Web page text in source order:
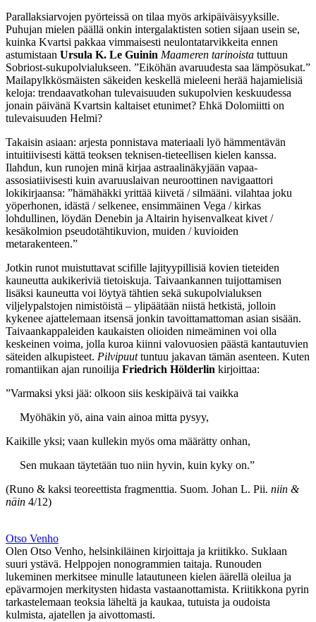
Parallaksiarvojen pyörteissä on tilaa myös arkipäiväisyyksille.
Puhujan mielen päällä onkin intergalaktisten sotien sijaan usein se,
kuinka Kvartsi pakkaa vimmaisesti neulontatarvikkeita ennen
astumistaan Ursula K. Le Guinin Maameren tarinoista tuttuun
Sobriost-sukupolvialukseen. ”Eiköhän avaruudesta saa lämpösukat.”
Mailapylkkösmäisten säkeiden keskellä mieleeni herää hajamielisiä
keloja: trendaavatkohan tulevaisuuden sukupolvien keskuudessa
jonain päivänä Kvartsin kaltaiset etunimet? Ehkä Dolomiitti on
tulevaisuuden Helmi?
Takaisin asiaan: arjesta ponnistava materiaali lyö hämmentävän
intuitiivisesti kättä teoksen teknisen-tieteellisen kielen kanssa.
Ilahdun, kun runojen minä kirjaa astraalinäkyjään vapaa-
assosiatiivisesti kuin avaruuslaivan neuroottinen navigaattori
lokikirjaansa: ”hämähäkki yrittää kiivetä / silmääni. vilahtaa joku
yöperhonen, idästä / selkenee, ensimmäinen Vega / kirkas
lohdullinen, löydän Denebin ja Altairin hyisenvalkeat kivet /
kesäkolmion pseudotähtikuvion, muiden / kuvioiden
metarakenteen.”
Jotkin runot muistuttavat scifille lajityypillisiä kovien tieteiden
kauneutta aukikeriviä tietoiskuja. Taivaankannen tuijottamisen
lisäksi kauneutta voi löytyä tähtien sekä sukupolvialuksen
viljelypalstojen nimistöistä – ylipäätään niistä hetkistä, jolloin
kykenee ajattelemaan itsensä jonkin tavoittamattoman asian sisään.
Taivaankappaleiden kaukaisten olioiden nimeäminen voi olla
keskeinen voima, jolla kuroa kiinni valovuosien päästä kantautuvien
säteiden alkupisteet. Pilvipuuttuntuu jakavan tämän asenteen. Kuten
romantiikan ajan runoilija Friedrich Hölderlin kirjoittaa:
”Varmaksi yksi jää: olkoon siis keskipäivä tai vaikka
Myöhäkin yö, aina vain ainoa mitta pysyy,
Kaikille yksi; vaan kullekin myös oma määrätty onhan,
Sen mukaan täytetään tuo niin hyvin, kuin kyky on.”
(Runo & kaksi teoreettista fragmenttia. Suom. Johan L. Pii. niin &
näin 4/12)
Otso Venho
Olen Otso Venho, helsinkiläinen kirjoittaja ja kriitikko. Suklaan
suuri ystävä. Helppojen nonogrammien taitaja. Runouden
lukeminen merkitsee minulle latautuneen kielen äärellä oleilua ja
epävarmojen merkitysten hidasta vastaanottamista. Kriitikkona pyrin
tarkastelemaan teoksia läheltä ja kaukaa, tutuista ja oudoista
kulmista, ajatellen ja aivottomasti.